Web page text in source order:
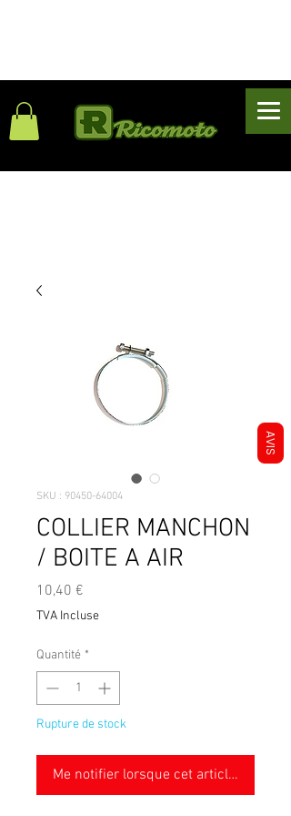
SKU : 90450-64004
COLLIER MANCHON
/ BOITE A AIR
10,40 €
TVA Incluse
Quantité *
Rupture de stock
Me notifier lorsque cet article est
AVIS